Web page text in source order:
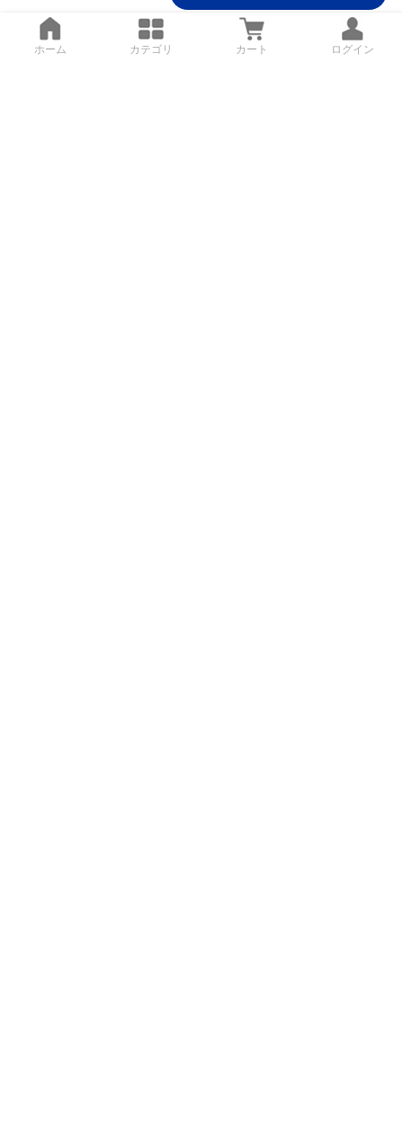
ホーム カテゴリ カート ログイン